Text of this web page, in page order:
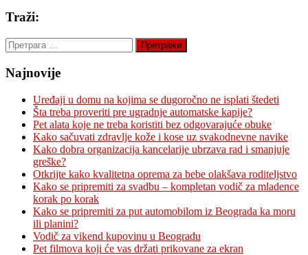
Traži:
Претрага
за:
Najnovije
Uređaji u domu na kojima se dugoročno ne isplati štedeti
Šta treba proveriti pre ugradnje automatske kapije?
Pet alata koje ne treba koristiti bez odgovarajuće obuke
Kako sačuvati zdravlje kože i kose uz svakodnevne navike
Kako dobra organizacija kancelarije ubrzava rad i smanjuje
greške?
Otkrijte kako kvalitetna oprema za bebe olakšava roditeljstvo
Kako se pripremiti za svadbu – kompletan vodič za mladence
korak po korak
Kako se pripremiti za put automobilom iz Beograda ka moru
ili planini?
Vodič za vikend kupovinu u Beogradu
Pet filmova koji će vas držati prikovane za ekran